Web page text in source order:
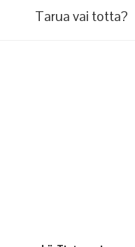
Tarua vai totta?